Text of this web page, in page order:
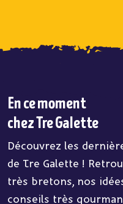
En ce moment
chez Tre Galette
Découvrez les
de Tre Galette !
très bretons, nos
conseils très